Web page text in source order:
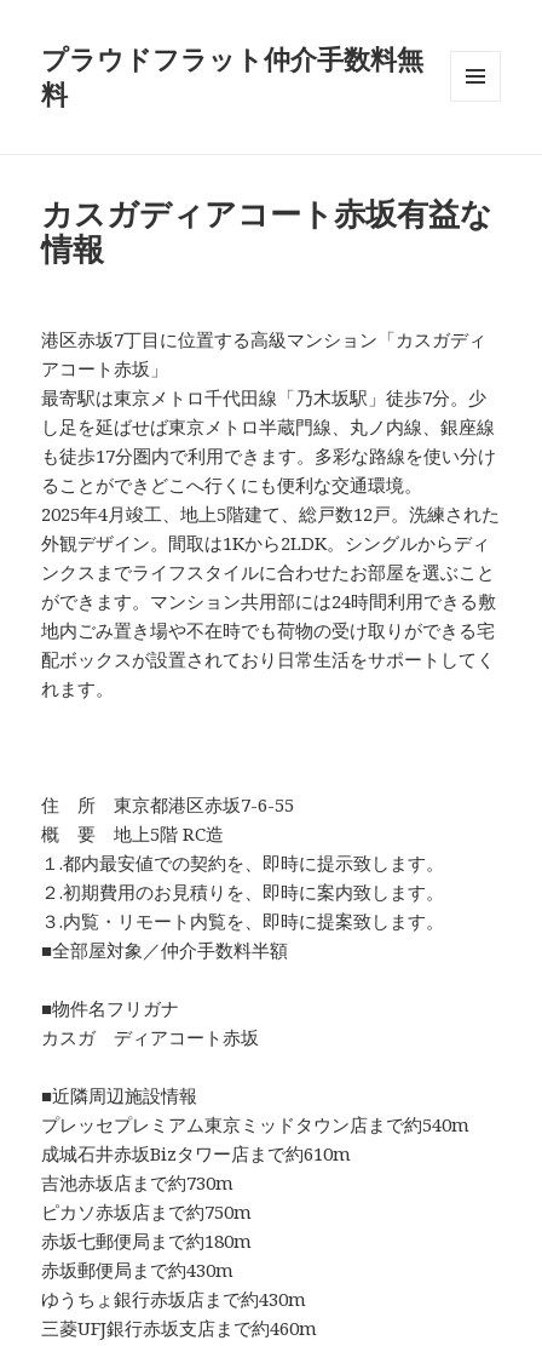
プラウドフラット仲介手数料無
料
カスガディアコート赤坂有益な
情報
港区赤坂7丁目に位置する高級マンション「カスガディ
アコート赤坂」
最寄駅は東京メトロ千代田線「乃木坂駅」徒歩7分。少
し足を延ばせば東京メトロ半蔵門線、丸ノ内線、銀座線
も徒歩17分圏内で利用できます。多彩な路線を使い分け
ることができどこへ行くにも便利な交通環境。
2025年4月竣工、地上5階建て、総戸数12戸。洗練された
外観デザイン。間取は1Kから2LDK。シングルからディ
ンクスまでライフスタイルに合わせたお部屋を選ぶこと
ができます。マンション共用部には24時間利用できる敷
地内ごみ置き場や不在時でも荷物の受け取りができる宅
配ボックスが設置されており日常生活をサポートしてく
れます。
住 所 東京都港区赤坂7-6-55
概 要 地上5階 RC造
１.都内最安値での契約を、即時に提示致します。
２.初期費用のお見積りを、即時に案内致します。
３.内覧・リモート内覧を、即時に提案致します。
■全部屋対象／仲介手数料半額
■物件名フリガナ
カスガ ディアコート赤坂
■近隣周辺施設情報
プレッセプレミアム東京ミッドタウン店まで約540m
成城石井赤坂Bizタワー店まで約610m
吉池赤坂店まで約730m
ピカソ赤坂店まで約750m
赤坂七郵便局まで約180m
赤坂郵便局まで約430m
ゆうちょ銀行赤坂店まで約430m
三菱UFJ銀行赤坂支店まで約460m